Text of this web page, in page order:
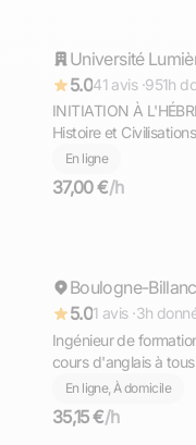
Répond rapidement
Université
5.041 avis ·951h
INITIATION À
En ligne
37,00 €/h
Répond rapidement
Boulogne-
5.01 avis ·3h
Ingénieur de
cours d'anglais à
souhaitez améliorer
d'emploi, n'hésitez
En ligne, À domicile
35,15 €/h